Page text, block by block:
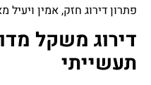
פתרון דירוג חזק, אמין ויעיל
דירוג משקל
תעשייתי